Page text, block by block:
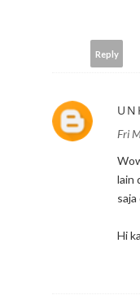
Reply
Fri
lain
Hi